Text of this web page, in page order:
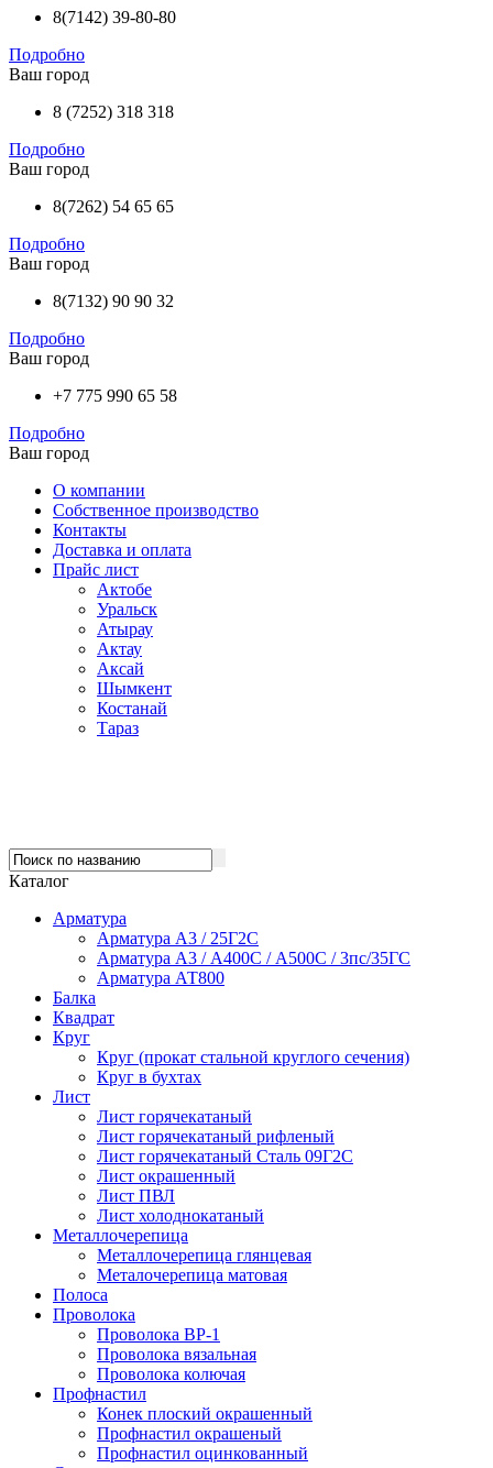
8(7142) 39-80-80
Подробно
Ваш город
8 (7252) 318 318
Подробно
Ваш город
8(7262) 54 65 65
Подробно
Ваш город
8(7132) 90 90 32
Подробно
Ваш город
+7 775 990 65 58
Подробно
Ваш город
О компании
Собственное производство
Контакты
Доставка и оплата
Прайс лист
Актобе
Уральск
Атырау
Актау
Аксай
Шымкент
Костанай
Тараз
Каталог
Арматура
Арматура А3 / 25Г2С
Арматура А3 / А400С / А500С / 3пс/35ГС
Арматура АТ800
Балка
Квадрат
Круг
Круг (прокат стальной круглого сечения)
Круг в бухтах
Лист
Лист горячекатаный
Лист горячекатаный рифленый
Лист горячекатаный Сталь 09Г2С
Лист окрашенный
Лист ПВЛ
Лист холоднокатаный
Металлочерепица
Металлочерепица глянцевая
Металочерепица матовая
Полоса
Проволока
Проволока ВР-1
Проволока вязальная
Проволока колючая
Профнастил
Конек плоский окрашенный
Профнастил окрашеный
Профнастил оцинкованный